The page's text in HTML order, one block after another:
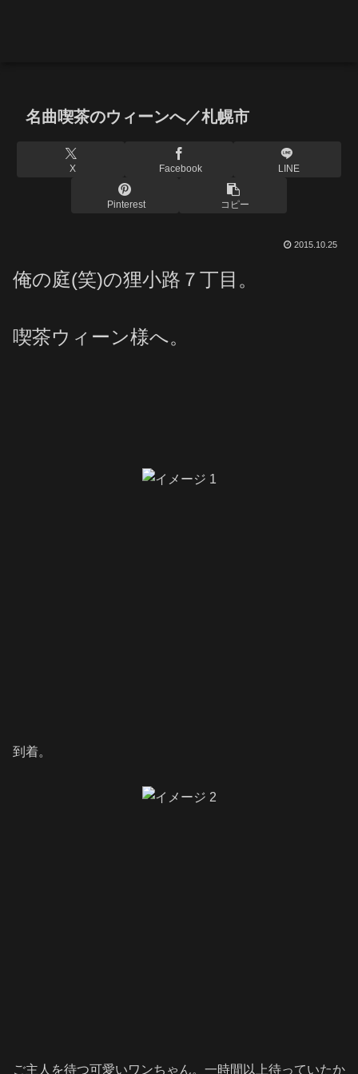
名曲喫茶のウィーンへ／札幌市
X Facebook LINE
Pinterest コピー
2015.10.25
俺の庭(笑)の狸小路７丁目。
喫茶ウィーン様へ。
到着。
ご主人を待つ可愛いワンちゃん。一時間以上待っていたか